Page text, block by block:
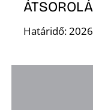
Határidő: